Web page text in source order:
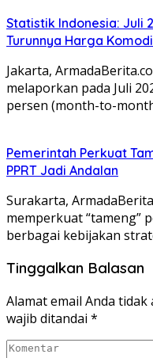
Statistik Indonesia: Juli
Turunnya Harga
Jakarta,
melaporkan pada Juli
persen (month-to-
Pemerintah Perkuat
PPRT Jadi Andalan
Surakarta,
memperkuat “tameng”
berbagai kebijakan
Tinggalkan Balasan
Alamat email Anda
wajib ditandai *